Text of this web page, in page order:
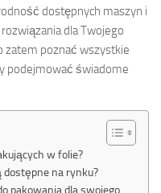
dostępnych maszyn i
dla Twojego
zatem poznać wszystkie
podejmować świadome
w folie?
dostępne na rynku?
pakowania dla swojego